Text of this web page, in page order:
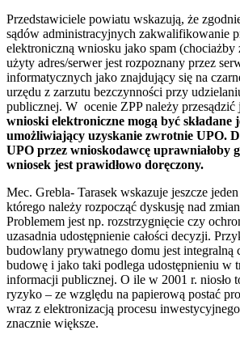
Przedstawiciele powiatu wskazują, że
sądów administracyjnych zakwalifikowanie
elektroniczną wniosku jako spam (chociażby
użyty adres/serwer jest rozpoznany przez
informatycznych jako znajdujący się na
urzędu z zarzutu bezczynności przy
publicznej. W ocenie ZPP należy przesądzić
wnioski elektroniczne mogą być składane
umożliwiający uzyskanie zwrotnie UPO.
UPO przez wnioskodawcę uprawniałoby
wniosek jest prawidłowo doręczony.
Mec. Grebla- Tarasek wskazuje jeszcze
którego należy rozpocząć dyskusję nad
Problemem jest np. rozstrzygnięcie czy
uzasadnia udostępnienie całości decyzji.
budowlany prywatnego domu jest integralną
budowę i jako taki podlega udostępnieniu w
informacji publicznej. O ile w 2001 r. niosło
ryzyko – ze względu na papierową postać
wraz z elektronizacją procesu
znacznie większe.